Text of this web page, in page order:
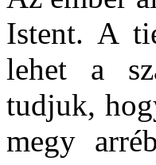
Istent. A
lehet a
tudjuk,
megy